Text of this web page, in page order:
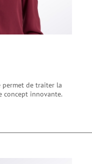
de traiter la
concept innovante.